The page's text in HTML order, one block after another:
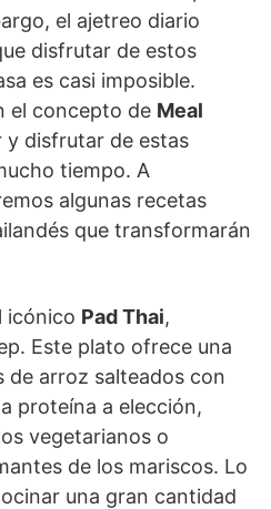
el ajetreo diario
disfrutar de estos
es casi imposible.
el concepto de Meal
y disfrutar de estas
tiempo. A
algunas recetas
que transformarán
icónico Pad Thai,
Este plato ofrece una
de arroz salteados con
proteína a elección,
vegetarianos o
de los mariscos. Lo
una gran cantidad